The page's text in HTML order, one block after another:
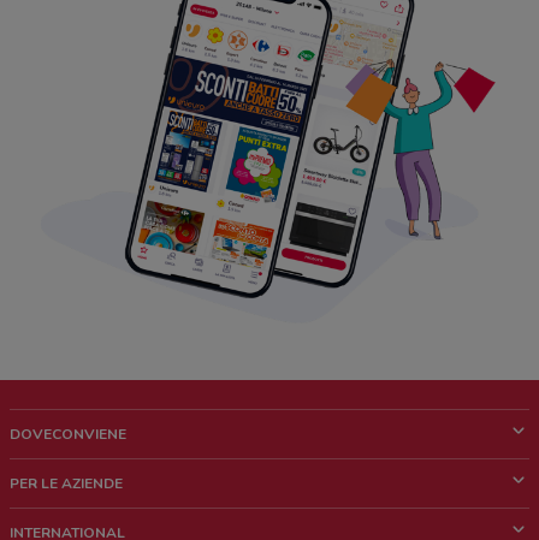
DOVECONVIENE
Chi siamo
PER LE AZIENDE
INTERNATIONAL